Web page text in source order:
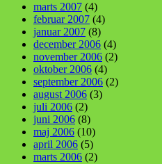
marts 2007 (4)
februar 2007 (4)
januar 2007 (8)
december 2006 (4)
november 2006 (2)
oktober 2006 (4)
september 2006 (2)
august 2006 (3)
juli 2006 (2)
juni 2006 (8)
maj 2006 (10)
april 2006 (5)
marts 2006 (2)